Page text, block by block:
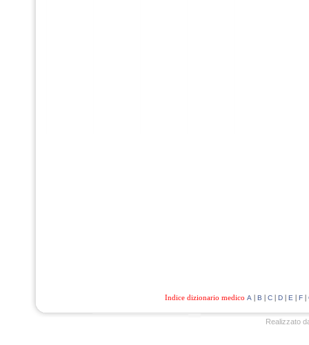
Indice dizionario medico A | B | C| D| E | F|
Realizzato